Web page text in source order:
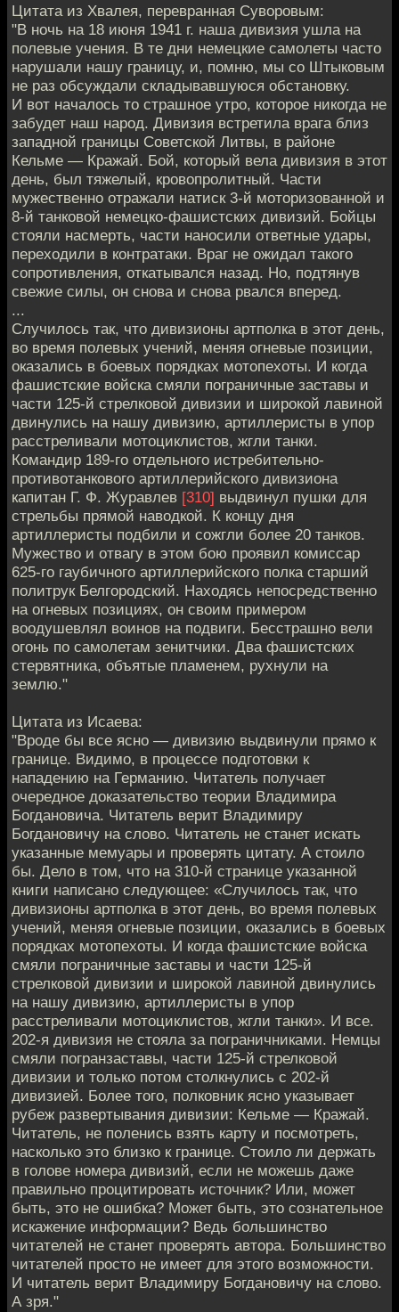
Цитата из Хвалея, перевранная Суворовым:
"В ночь на 18 июня 1941 г. наша дивизия ушла на
полевые учения. В те дни немецкие самолеты часто
нарушали нашу границу, и, помню, мы со Штыковым
не раз обсуждали складывавшуюся обстановку.
И вот началось то страшное утро, которое никогда не
забудет наш народ. Дивизия встретила врага близ
западной границы Советской Литвы, в районе
Кельме — Кражай. Бой, который вела дивизия в этот
день, был тяжелый, кровопролитный. Части
мужественно отражали натиск 3-й моторизованной и
8-й танковой немецко-фашистских дивизий. Бойцы
стояли насмерть, части наносили ответные удары,
переходили в контратаки. Враг не ожидал такого
сопротивления, откатывался назад. Но, подтянув
свежие силы, он снова и снова рвался вперед.
...
Случилось так, что дивизионы артполка в этот день,
во время полевых учений, меняя огневые позиции,
оказались в боевых порядках мотопехоты. И когда
фашистские войска смяли пограничные заставы и
части 125-й стрелковой дивизии и широкой лавиной
двинулись на нашу дивизию, артиллеристы в упор
расстреливали мотоциклистов, жгли танки.
Командир 189-го отдельного истребительно-
противотанкового артиллерийского дивизиона
капитан Г. Ф. Журавлев [310] выдвинул пушки для
стрельбы прямой наводкой. К концу дня
артиллеристы подбили и сожгли более 20 танков.
Мужество и отвагу в этом бою проявил комиссар
625-го гаубичного артиллерийского полка старший
политрук Белгородский. Находясь непосредственно
на огневых позициях, он своим примером
воодушевлял воинов на подвиги. Бесстрашно вели
огонь по самолетам зенитчики. Два фашистских
стервятника, объятые пламенем, рухнули на
землю."
Цитата из Исаева:
"Вроде бы все ясно — дивизию выдвинули прямо к
границе. Видимо, в процессе подготовки к
нападению на Германию. Читатель получает
очередное доказательство теории Владимира
Богдановича. Читатель верит Владимиру
Богдановичу на слово. Читатель не станет искать
указанные мемуары и проверять цитату. А стоило
бы. Дело в том, что на 310-й странице указанной
книги написано следующее: «Случилось так, что
дивизионы артполка в этот день, во время полевых
учений, меняя огневые позиции, оказались в боевых
порядках мотопехоты. И когда фашистские войска
смяли пограничные заставы и части 125-й
стрелковой дивизии и широкой лавиной двинулись
на нашу дивизию, артиллеристы в упор
расстреливали мотоциклистов, жгли танки». И все.
202-я дивизия не стояла за пограничниками. Немцы
смяли погранзаставы, части 125-й стрелковой
дивизии и только потом столкнулись с 202-й
дивизией. Более того, полковник ясно указывает
рубеж развертывания дивизии: Кельме — Кражай.
Читатель, не поленись взять карту и посмотреть,
насколько это близко к границе. Стоило ли держать
в голове номера дивизий, если не можешь даже
правильно процитировать источник? Или, может
быть, это не ошибка? Может быть, это сознательное
искажение информации? Ведь большинство
читателей не станет проверять автора. Большинство
читателей просто не имеет для этого возможности.
И читатель верит Владимиру Богдановичу на слово.
А зря."